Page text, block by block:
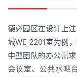
德必园区在设计上
城WE 2201室为例
中型团队的办公需
会议室、公共水吧